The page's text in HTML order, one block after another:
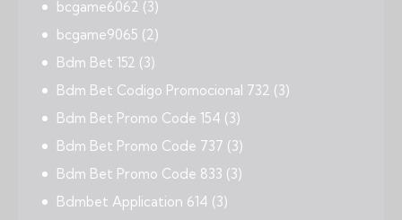
bcgame6062 (3)
bcgame9065 (2)
Bdm Bet 152 (3)
Bdm Bet Codigo Promocional 732 (3)
Bdm Bet Promo Code 154 (3)
Bdm Bet Promo Code 737 (3)
Bdm Bet Promo Code 833 (3)
Bdmbet Application 614 (3)